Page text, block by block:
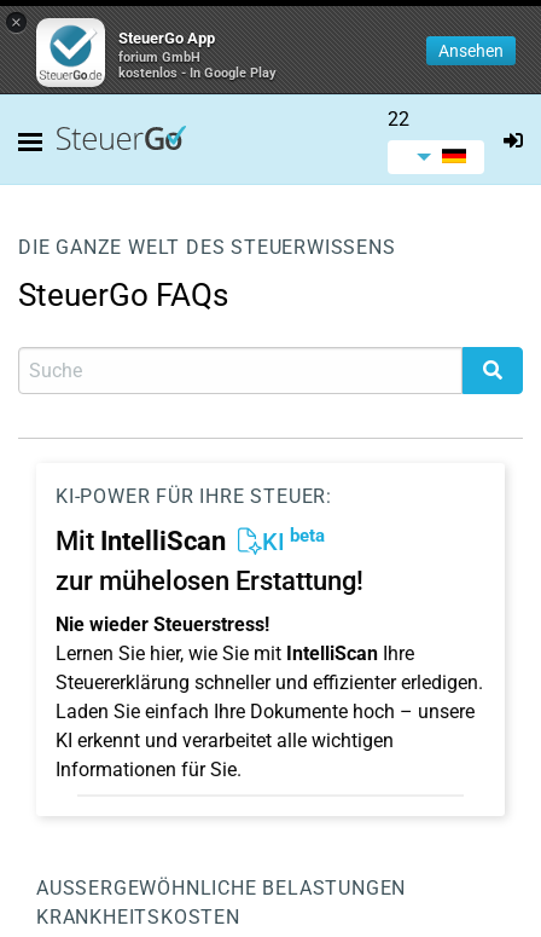
×
SteuerGo App
forium GmbH
kostenlos - In Google Play
Ansehen
22
DIE GANZE WELT DES STEUERWISSENS
SteuerGo FAQs
KI-POWER FÜR IHRE STEUER:
Mit IntelliScan KI beta
zur mühelosen Erstattung!
Nie wieder Steuerstress!
Lernen Sie hier, wie Sie mit IntelliScan Ihre
Steuererklärung schneller und effizienter erledigen.
Laden Sie einfach Ihre Dokumente hoch – unsere
KI erkennt und verarbeitet alle wichtigen
Informationen für Sie.
AUSSERGEWÖHNLICHE BELASTUNGEN
KRANKHEITSKOSTEN